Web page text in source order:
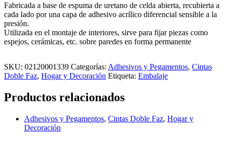
Fabricada a base de espuma de uretano de celda abierta, recubierta a
cada lado por una capa de adhesivo acrílico diferencial sensible a la
presión.
Utilizada en el montaje de interiores, sirve para fijar piezas como
espejos, cerámicas, etc. sobre paredes en forma permanente
SKU: 02120001339 Categorías: Adhesivos y Pegamentos, Cintas
Doble Faz, Hogar y Decoración Etiqueta: Embalaje
Productos relacionados
Adhesivos y Pegamentos, Cintas Doble Faz, Hogar y
Decoración